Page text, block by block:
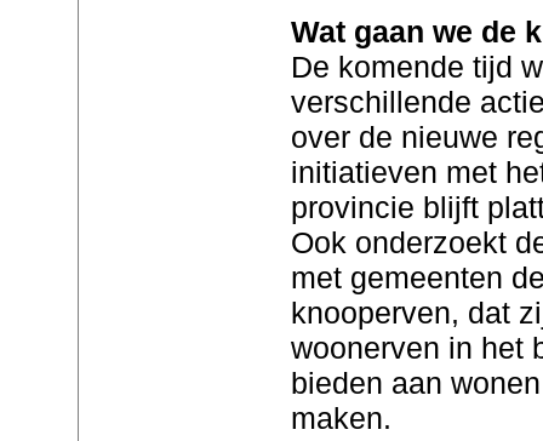
Wat gaan we de
De komende tijd
verschillende
over de nieuwe
initiatieven met
provincie blijft
Ook onderzoekt
met gemeenten
knooperven, dat
woonerven in het
bieden aan
maken.